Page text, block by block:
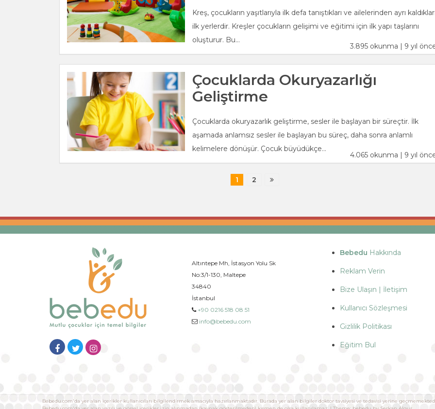
Kreş, çocukların yaşıtlarıyla ilk defa tanıştıkları ve ailelerinden ayrı
ilk yerlerdir. Kreşler çocukların gelişimi ve eğitimi için ilk yapı taşlarını
oluşturur. Bu...
3.895 okunma | 9 yıl
Çocuklarda Okuryazarlığı
Geliştirme
Çocuklarda okuryazarlık geliştirme, sesler ile başlayan bir süreçtir. İlk
aşamada anlamsız sesler ile başlayan bu süreç, daha sonra anlamlı
kelimelere dönüşür. Çocuk büyüdükçe...
4.065 okunma | 9 yıl
1 2
Altıntepe Mh, İstasyon Yolu Sk
No:3/1-130, Maltepe
34840
İstanbul
+90 0216 518 08 51
info@bebedu.com
Bebedu Hakkında
Reklam Verin
Bize Ulaşın | İletişim
Kullanıcı Sözleşmesi
Gizlilik Politikası
Eğitim Bul
Bebedu.com'da yer alan içerikler kullanıcıları bilgilendirmek amacıyla hazırlanmaktadır. Burada yer alan bilgiler doktor tavsiyesi ve tedavisi yerine